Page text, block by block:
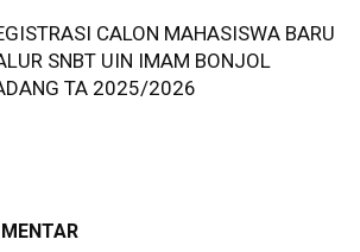
CALON MAHASISWA BARU
SNBT UIN IMAM BONJOL
TA 2025/2026